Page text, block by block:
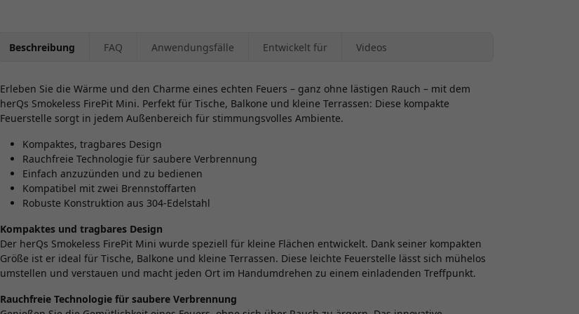
Beschreibung FAQ Anwendungsfälle Entwickelt für Videos
Erleben Sie die Wärme und den Charme eines echten Feuers – ganz ohne lästigen Rauch – mit dem
herQs Smokeless FirePit Mini. Perfekt für Tische, Balkone und kleine Terrassen: Diese kompakte
Feuerstelle sorgt in jedem Außenbereich für stimmungsvolles Ambiente.
Kompaktes, tragbares Design
Rauchfreie Technologie für saubere Verbrennung
Einfach anzuzünden und zu bedienen
Kompatibel mit zwei Brennstoffarten
Robuste Konstruktion aus 304-Edelstahl
Kompaktes und tragbares Design
Der herQs Smokeless FirePit Mini wurde speziell für kleine Flächen entwickelt. Dank seiner kompakten
Größe ist er ideal für Tische, Balkone und kleine Terrassen. Diese leichte Feuerstelle lässt sich mühelos
umstellen und verstauen und macht jeden Ort im Handumdrehen zu einem einladenden Treffpunkt.
Rauchfreie Technologie für saubere Verbrennung